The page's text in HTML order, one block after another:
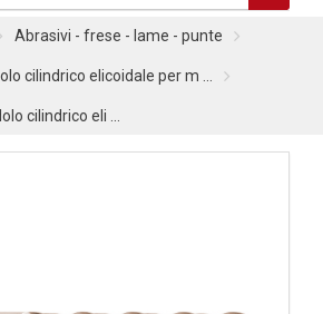
Abrasivi - frese - lame - punte
cilindrico elicoidale per m ...
cilindrico eli ...